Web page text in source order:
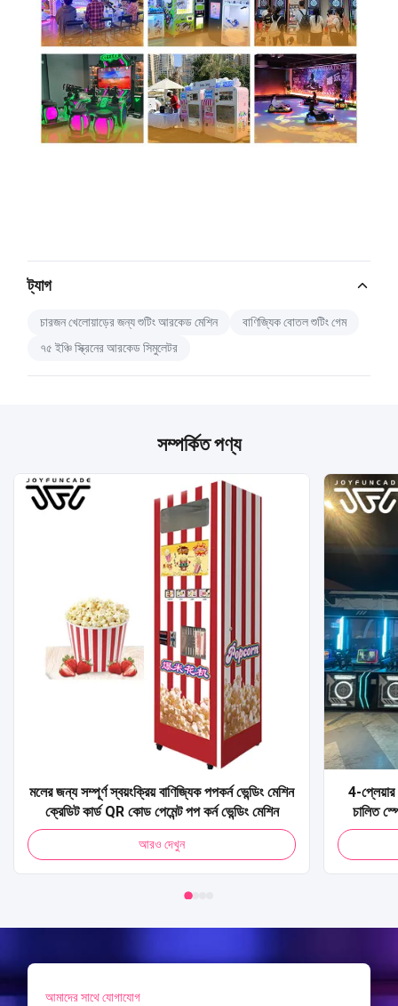
ট্যাগ
চারজন খেলোয়াড়ের জন্য শুটিং আরকেড মেশিন
বাণিজ্যিক বোতল শুটিং গেম
৭৫ ইঞ্চি স্ক্রিনের আরকেড সিমুলেটর
সম্পর্কিত পণ্য
মলের জন্য সম্পূর্ণ স্বয়ংক্রিয় বাণিজ্যিক পপকর্ন ভেন্ডিং মেশিন
ক্রেডিট কার্ড QR কোড পেমেন্ট পপ কর্ন ভেন্ডিং মেশিন
আরও দেখুন
4-প্লেয়ার
চালিত
আর্কেড
আমাদের সাথে যোগাযোগ